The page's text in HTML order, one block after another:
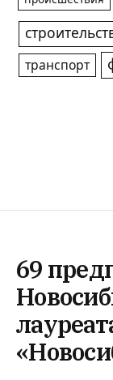
транспорт
69